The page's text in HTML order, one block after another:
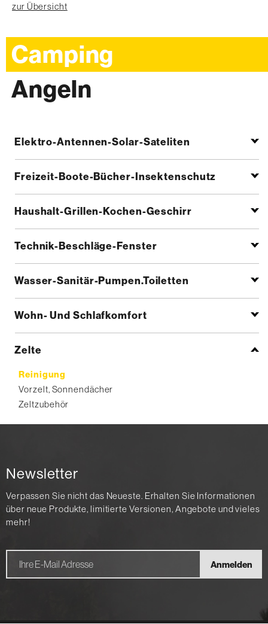
zur Übersicht
Camping
Angeln
Elektro-Antennen-Solar-Sateliten
Freizeit-Boote-Bücher-Insektenschutz
Haushalt-Grillen-Kochen-Geschirr
Technik-Beschläge-Fenster
Wasser-Sanitär-Pumpen.Toiletten
Wohn- Und Schlafkomfort
Zelte
Reinigung
Vorzelt, Sonnendächer
Zeltzubehör
Newsletter
Verpassen Sie nicht das Neueste. Erhalten Sie Informationen
über neue Produkte, limitierte Versionen, Angebote und vieles
mehr!
Anmelden